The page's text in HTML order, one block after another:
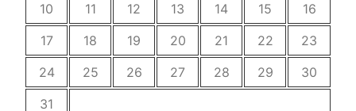
10
11 12 13 14 15
16
17
18 19 20 21 22
23
24
25 26 27 28 29
30
31